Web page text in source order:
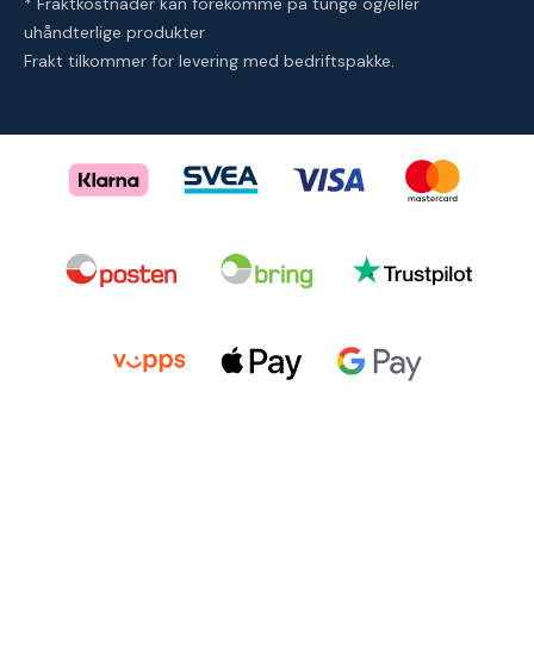
uhåndterlige produkter
Frakt tilkommer for levering med bedriftspakke.